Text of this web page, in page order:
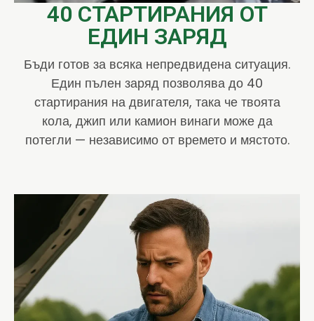
40 СТАРТИРАНИЯ ОТ
ЕДИН ЗАРЯД
Бъди готов за всяка непредвидена ситуация.
Един пълен заряд позволява до 40
стартирания на двигателя, така че твоята
кола, джип или камион винаги може да
потегли — независимо от времето и мястото.